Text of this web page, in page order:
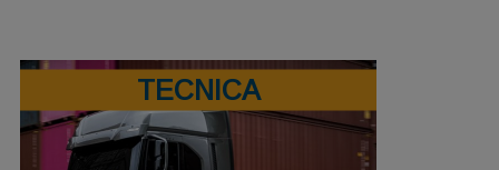
TECNICA